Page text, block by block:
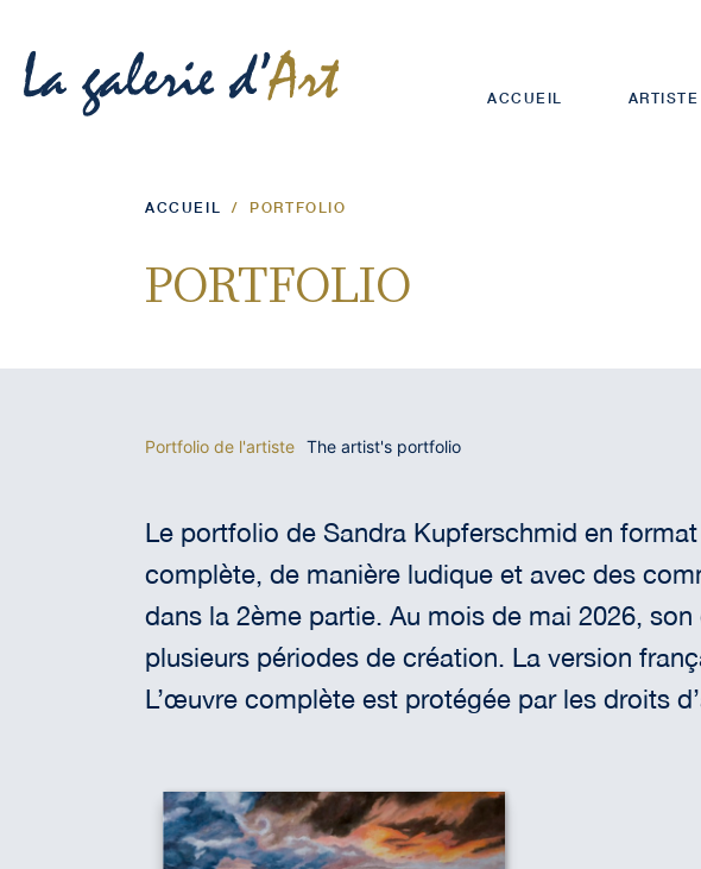
ACCUEIL ARTISTE
ACCUEIL / PORTFOLIO
PORTFOLIO
Portfolio de l'artiste The artist's portfolio
Le portfolio de Sandra Kupferschmid en
complète, de manière ludique et avec des
dans la 2ème partie. Au mois de mai 2026,
plusieurs périodes de création. La version
L’œuvre complète est protégée par les droits